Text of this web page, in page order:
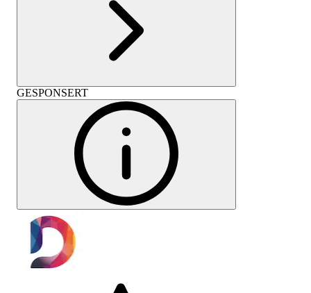
GESPONSERT